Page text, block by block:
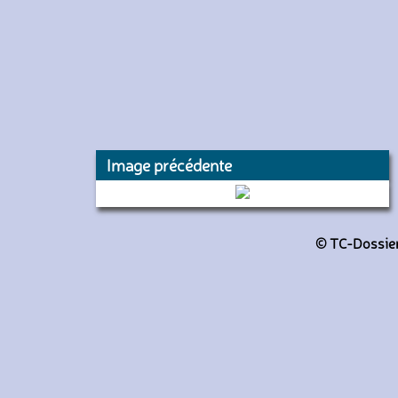
Image précédente
5045 (RATP)
© TC-